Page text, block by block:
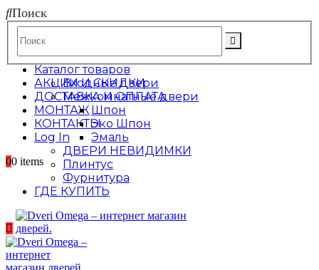
Поиск
АКЦИИ И СКИДКИ
ДОСТАВКА И ОПЛАТА
МОНТАЖ
КОНТАКТЫ
Log In
00 items
Каталог товаров
Входные двери
Межкомнатные двери
Шпон
Эко Шпон
Эмаль
ДВЕРИ НЕВИДИМКИ
Плинтус
Фурнитура
ГДЕ КУПИТЬ